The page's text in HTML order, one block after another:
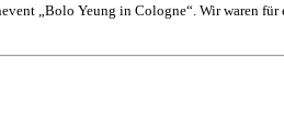
„Bolo Yeung in Cologne“. Wir waren